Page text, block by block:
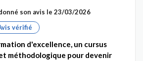
son avis le 23/03/2026
vérifié
d'excellence, un cursus
méthodologique pour devenir